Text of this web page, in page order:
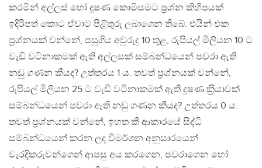
කරමින් අල්ලස් හෝ දූෂණ කොමිසමට ප‍්‍රශ්න කිහිපයක්
ඉදිරිපත් කොට ඒවාට පිළිතුරු ලබාගෙන තිබේ. එයින් එක
ප‍්‍රශ්නයක් වන්නේ, පසුගිය අවුරුදු 10 තුළ, රුපියල් මිලියන 10 ට
වැඩි වටිනාකමක් ඇති අල්ලසක් සම්බන්ධයෙන් පවරා ඇති
නඩු ගණන කීයද? උත්තරය 1 ය. තවත් ප‍්‍රශ්නයක් වන්නේ,
රුපියල් මිලියන 25 ට වැඩි වටිනාකමක් ඇති දූෂණ ක‍්‍රියාවක්
සම්බන්ධයෙන් පවරා ඇති නඩු ගණන කීයද? උත්තරය 0 ය.
තවත් ප‍්‍රශ්නයක් වන්නේ, ඉහත කී ආකාරයේ සිද්ධි
සම්බන්ධයෙන් කරන ලද විමර්ශන අනුසාරයෙන්
වැරදිකරුවන්ගෙන් ආපසු අය කරගෙන, පවරාගෙන හෝ